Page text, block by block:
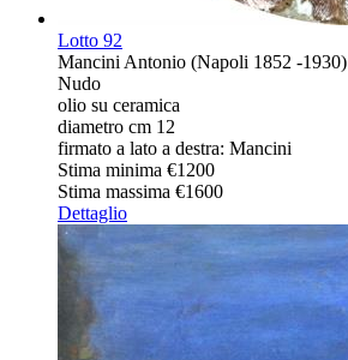
Lotto 92
Mancini Antonio (Napoli 1852 -1930)
Nudo
olio su ceramica
diametro cm 12
firmato a lato a destra: Mancini
Stima minima €1200
Stima massima €1600
Dettaglio